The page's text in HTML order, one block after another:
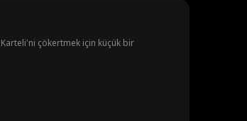
Karteli'ni çökertmek için küçük bir